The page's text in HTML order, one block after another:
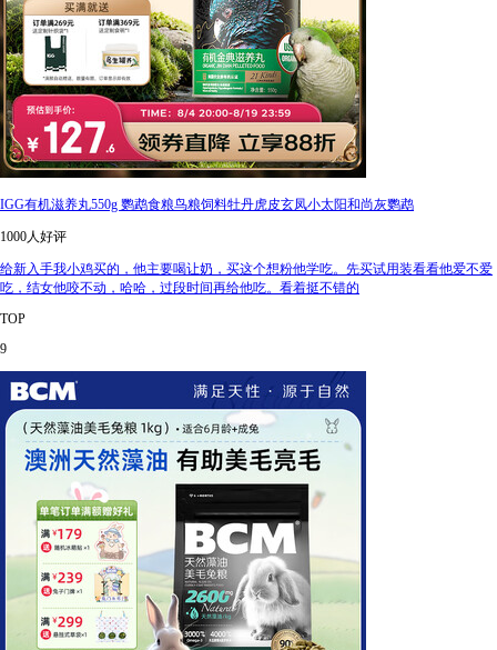
IGG有机滋养丸550g 鹦鹉食粮鸟粮饲料牡丹虎皮玄凤小太阳和尚灰鹦鹉
1000人好评
给新入手我小鸡买的，他主要喝让奶，买这个想粉他学吃。先买试用装看看他爱不爱
吃，结女他咬不动，哈哈，过段时间再给他吃。看着挺不错的
TOP
9